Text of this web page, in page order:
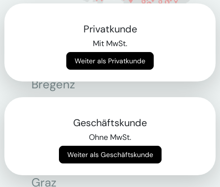
Bregenz
Dortmund
Essen
Frankfurt am Main
Graz
Privatkunde
Mit MwSt.
Weiter als Privatkunde
Geschäftskunde
Ohne MwSt.
Weiter als Geschäftskunde